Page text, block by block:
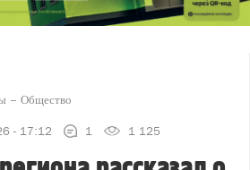
Общество
- 17:12 1 1 125